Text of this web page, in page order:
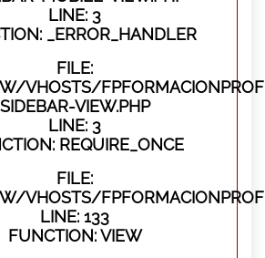
LINE: 3
_ERROR_HANDLER
FILE:
VHOSTS/
SIDEBAR-VIEW.PHP
LINE: 3
REQUIRE_ONCE
FILE:
VHOSTS/
LINE: 133
FUNCTION: VIEW